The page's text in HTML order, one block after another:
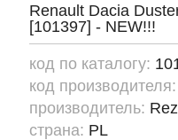
Renault Dacia
[101397] - NEW!!!
код по каталогу:
код производителя:
производитель:
страна: PL